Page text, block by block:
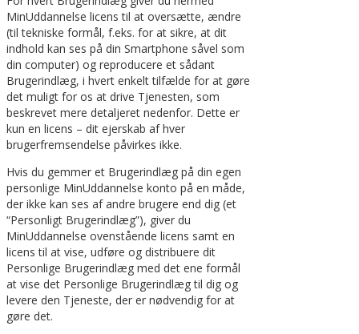
MinUddannelse licens til at oversætte, ændre
(til tekniske formål, f.eks. for at sikre, at dit
indhold kan ses på din Smartphone såvel som
din computer) og reproducere et sådant
Brugerindlæg, i hvert enkelt tilfælde for at gøre
det muligt for os at drive Tjenesten, som
beskrevet mere detaljeret nedenfor. Dette er
kun en licens – dit ejerskab af hver
brugerfremsendelse påvirkes ikke.
Hvis du gemmer et Brugerindlæg på din egen
personlige MinUddannelse konto på en måde,
der ikke kan ses af andre brugere end dig (et
“Personligt Brugerindlæg”), giver du
MinUddannelse ovenstående licens samt en
licens til at vise, udføre og distribuere dit
Personlige Brugerindlæg med det ene formål
at vise det Personlige Brugerindlæg til dig og
levere den Tjeneste, der er nødvendig for at
gøre det.